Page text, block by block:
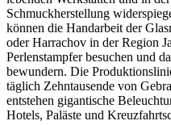
Schmuckherstellung
können die Handarbeit der
oder Harrachov in der Region
Perlenstampfer besuchen und
bewundern. Die
täglich Zehntausende von
entstehen gigantische
Hotels, Paläste und